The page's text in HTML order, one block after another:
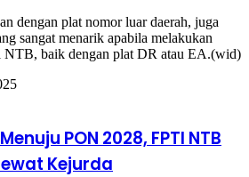
dengan plat nomor luar daerah, juga
sangat menarik apabila melakukan
NTB, baik dengan plat DR atau EA.(wid)
PON 2028, FPTI NTB
Kejurda